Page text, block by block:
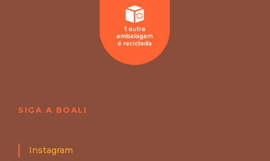
SIGA A BOALI
Instagram